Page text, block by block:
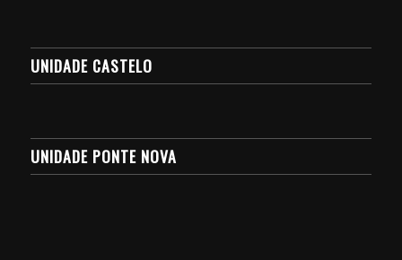
UNIDADE CASTELO
UNIDADE PONTE NOVA